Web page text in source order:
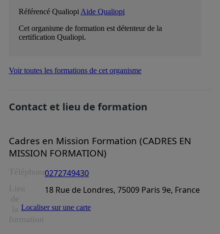
Référencé Qualiopi Aide Qualiopi
Cet organisme de formation est détenteur de la
certification Qualiopi.
Voir toutes les formations de cet organisme
Contact et lieu de formation
Cadres en Mission Formation (CADRES EN
MISSION FORMATION)
Téléphone0272749430
Lieu
de
la
formation
18 Rue de Londres, 75009 Paris 9e, France
Localiser sur une carte